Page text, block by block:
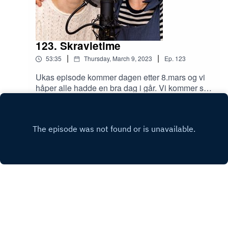
123. Skravletime
53:35 | Thursday, March 9, 2023 | Ep. 123
Ukas episode kommer dagen etter 8.mars og vi
håper alle hadde en bra dag i går. Vi kommer så
lytt!